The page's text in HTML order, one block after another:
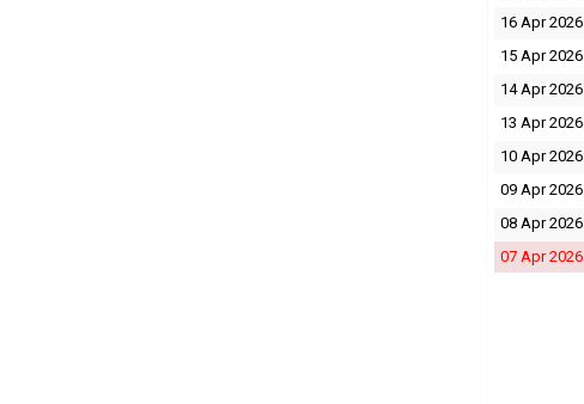
16 Apr 2026
15 Apr 2026
14 Apr 2026
13 Apr 2026
10 Apr 2026
09 Apr 2026
08 Apr 2026
07 Apr 2026